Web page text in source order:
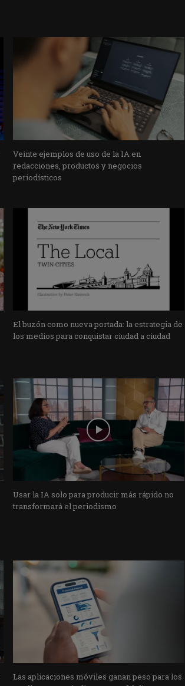
Veinte ejemplos de uso de la IA en
redacciones, productos y negocios
periodísticos
El buzón como nueva portada: la estrategia de
los medios para conquistar ciudad a ciudad
Usar la IA solo para producir más rápido no
transformará el periodismo
Las aplicaciones móviles ganan peso para los